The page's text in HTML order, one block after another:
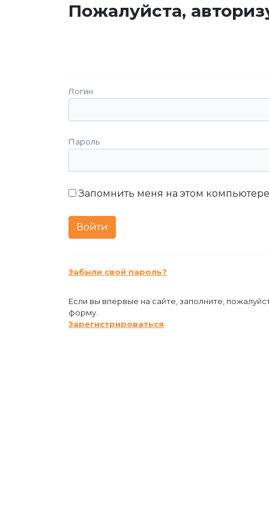
Пожалуйста,
Логин
Пароль
Запомнить меня на этом компьютере
Забыли свой пароль?
Если вы впервые на сайте, заполните,
форму.
Зарегистрироваться